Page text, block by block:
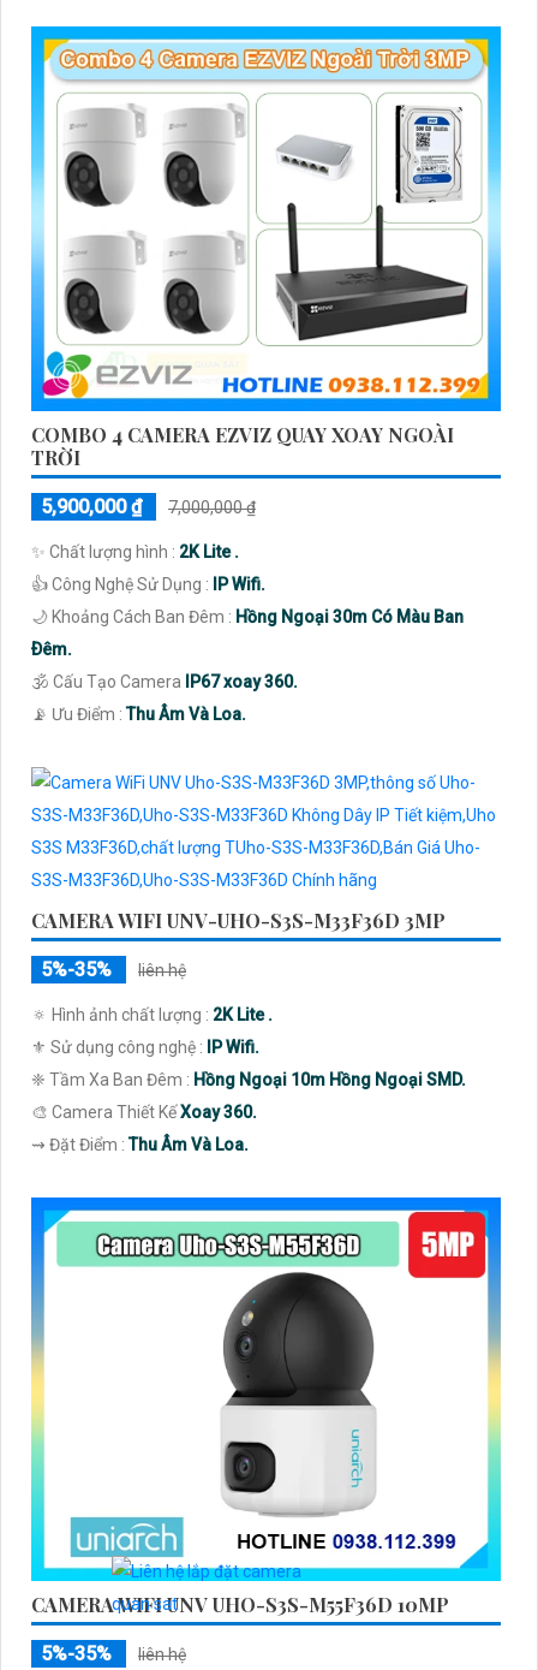
COMBO 4 CAMERA EZVIZ QUAY XOAY NGOÀI
TRỜI
5,900,000 ₫ 7,000,000 ₫
✨ Chất lượng hình : 2K Lite .
👍 Công Nghệ Sử Dụng : IP Wifi.
🌙 Khoảng Cách Ban Đêm : Hồng Ngoại 30m Có Màu Ban
Ðêm.
🕉️ Cấu Tạo Camera IP67 xoay 360.
️📡 Ưu Điểm :Thu Âm Và Loa.
CAMERA WIFI UNV-UHO-S3S-M33F36D 3MP
5%-35% liên hệ
🔅 Hình ảnh chất lượng : 2K Lite .
⚜️ Sử dụng công nghệ : IP Wifi.
❈ Tầm Xa Ban Đêm : Hồng Ngoại 10m Hồng Ngoại SMD.
🎨 Camera Thiết KếXoay 360.
️⇝ Đặt Điểm :Thu Âm Và Loa.
CAMERA WIFI UNV UHO-S3S-M55F36D 10MP
5%-35% liên hệ